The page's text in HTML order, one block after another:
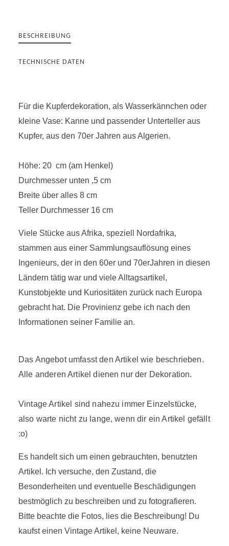
BESCHREIBUNG
TECHNISCHE DATEN
Für die Kupferdekoration, als Wasserkännchen oder
kleine Vase: Kanne und passender Unterteller aus
Kupfer, aus den 70er Jahren aus Algerien.
Höhe: 20 cm (am Henkel)
Durchmesser unten ,5 cm
Breite über alles 8 cm
Teller Durchmesser 16 cm
Viele Stücke aus Afrika, speziell Nordafrika,
stammen aus einer Sammlungsauflösung eines
Ingenieurs, der in den 60er und 70erJahren in diesen
Ländern tätig war und viele Alltagsartikel,
Kunstobjekte und Kuriositäten zurück nach Europa
gebracht hat. Die Provinienz gebe ich nach den
Informationen seiner Familie an.
Das Angebot umfasst den Artikel wie beschrieben.
Alle anderen Artikel dienen nur der Dekoration.
Vintage Artikel sind nahezu immer Einzelstücke,
also warte nicht zu lange, wenn dir ein Artikel gefällt
:o)
Es handelt sich um einen gebrauchten, benutzten
Artikel. Ich versuche, den Zustand, die
Besonderheiten und eventuelle Beschädigungen
bestmöglich zu beschreiben und zu fotografieren.
Bitte beachte die Fotos, lies die Beschreibung! Du
kaufst einen Vintage Artikel, keine Neuware.